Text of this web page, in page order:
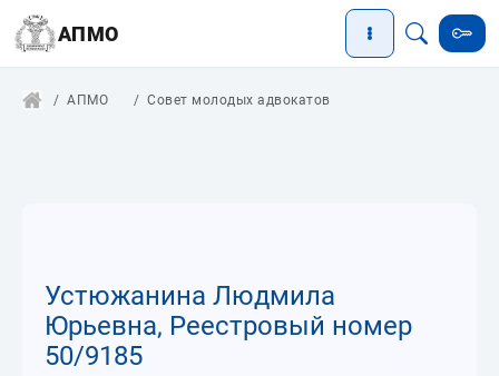
АПМО
АПМО Совет молодых адвокатов
Устюжанина Людмила
Юрьевна, Реестровый номер
50/9185